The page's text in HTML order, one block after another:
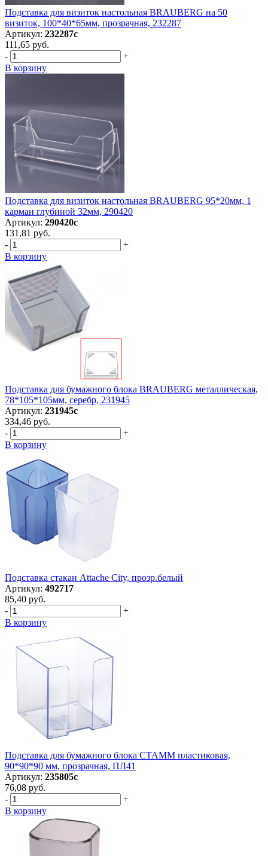
Подставка для визиток настольная BRAUBERG на 50
визиток, 100*40*65мм, прозрачная, 232287
Артикул: 232287с
111,65 руб.
-
+
В корзину
Подставка для визиток настольная BRAUBERG 95*20мм, 1
карман глубиной 32мм, 290420
Артикул: 290420с
131,81 руб.
-
+
В корзину
Подставка для бумажного блока BRAUBERG металлическая,
78*105*105мм, серебр, 231945
Артикул: 231945с
334,46 руб.
-
+
В корзину
Подставка стакан Attache City, прозр.белый
Артикул: 492717
85,40 руб.
-
+
В корзину
Подставка для бумажного блока СТАММ пластиковая,
90*90*90 мм, прозрачная, ПЛ41
Артикул: 235805с
76,08 руб.
-
+
В корзину